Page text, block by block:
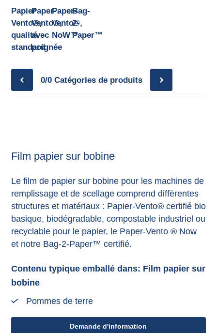
Papier
Vento®,
qualité
standard
Paper-
Vento®,
avec
poignée
Paper-
Vento®,
NoW™
Bag-
2-
Paper™
0/0 Catégories de produits
Film papier sur bobine
Le film de papier sur bobine pour les machines de
remplissage et de scellage comprend différentes
structures et matériaux : Papier-Vento® certifié bio
basique, biodégradable, compostable industriel ou
recyclable pour le papier, le Paper-Vento ® Now
et notre Bag-2-Paper™ certifié.
Contenu typique emballé dans: Film papier sur
bobine
Pommes de terre
Demande d'information
annonces.